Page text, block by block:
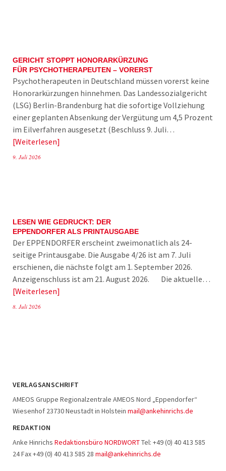
GERICHT STOPPT HONORARKÜRZUNG
FÜR PSYCHOTHERAPEUTEN – VORERST
Psychotherapeuten in Deutschland müssen vorerst keine
Honorarkürzungen hinnehmen. Das Landessozialgericht
(LSG) Berlin-Brandenburg hat die sofortige Vollziehung
einer geplanten Absenkung der Vergütung um 4,5 Prozent
im Eilverfahren ausgesetzt (Beschluss 9. Juli…
Weiterlesen
9. Juli 2026
LESEN WIE GEDRUCKT: DER
EPPENDORFER ALS PRINTAUSGABE
Der EPPENDORFER erscheint zweimonatlich als 24-
seitige Printausgabe. Die Ausgabe 4/26 ist am 7. Juli
erschienen, die nächste folgt am 1. September 2026.
Anzeigenschluss ist am 21. August 2026. Die aktuelle…
Weiterlesen
8. Juli 2026
VERLAGSANSCHRIFT
AMEOS Gruppe Regionalzentrale AMEOS Nord „Eppendorfer“
Wiesenhof 23730 Neustadt in Holstein mail@ankehinrichs.de
REDAKTION
Anke Hinrichs Redaktionsbüro NORDWORTTel: +49 (0) 40 413 585
24 Fax +49 (0) 40 413 585 28 mail@ankehinrichs.de